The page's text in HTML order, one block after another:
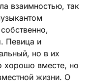
взаимностью, так
Певица и
но в их
хорошо вместе, но
жизни. О